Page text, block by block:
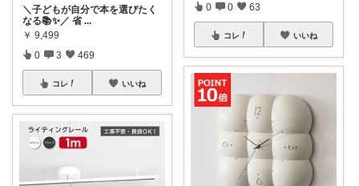
＼子どもが自分で本を選びたく
なる📚✨／ 省 ...
￥ 9,499
0 3 469
コレ いいね
0 0 63
コレ いいね